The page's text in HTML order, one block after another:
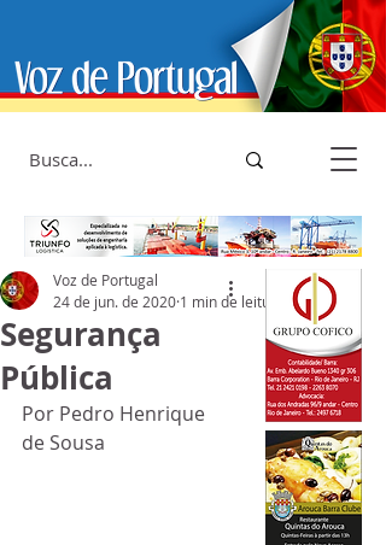
Segurança
Pública
Voz de Portugal
24 de jun. de 2020 1 min de leitura
Por Pedro Henrique
de Sousa